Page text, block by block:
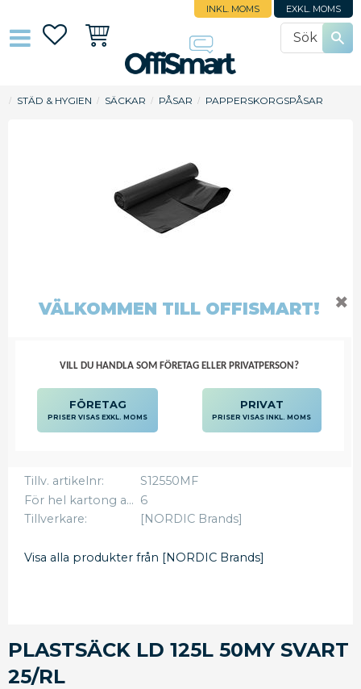
INKL. MOMS EXKL. MOMS
FavoriterKundvagn
STÄD & HYGIEN SÄCKAR PÅSAR PAPPERSKORGSPÅSAR
112,25KR
st
Tillv. artikelnr
S12550MF
För hel kartong ange 6
Tillverkare
[NORDIC Brands]
Visa alla produkter från [NORDIC Brands]
PLASTSÄCK LD 125L 50MY SVART
25/RL
VÄLKOMMEN TILL OFFISMART!
VILL DU HANDLA SOM FÖRETAG ELLER PRIVATPERSON?
FÖRETAG
PRISER VISAS EXKL. MOMS
PRIVAT
PRISER VISAS INKL. MOMS
✖